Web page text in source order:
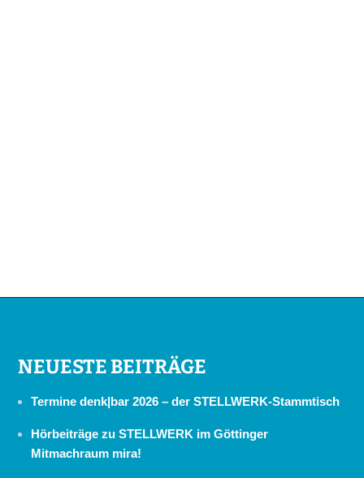
NEUESTE BEITRÄGE
Termine denk|bar 2026 – der STELLWERK-Stammtisch
Hörbeiträge zu STELLWERK im Göttinger
Mitmachraum mira!